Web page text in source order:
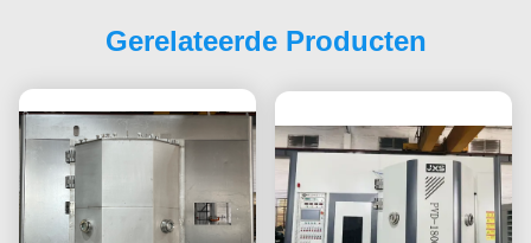
Gerelateerde Producten